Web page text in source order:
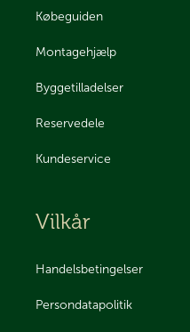
Købeguiden
Montagehjælp
Byggetilladelser
Reservedele
Kundeservice
Vilkår
Handelsbetingelser
Persondatapolitik